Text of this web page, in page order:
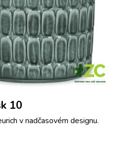
zvětšení
10
v nadčasovém designu.